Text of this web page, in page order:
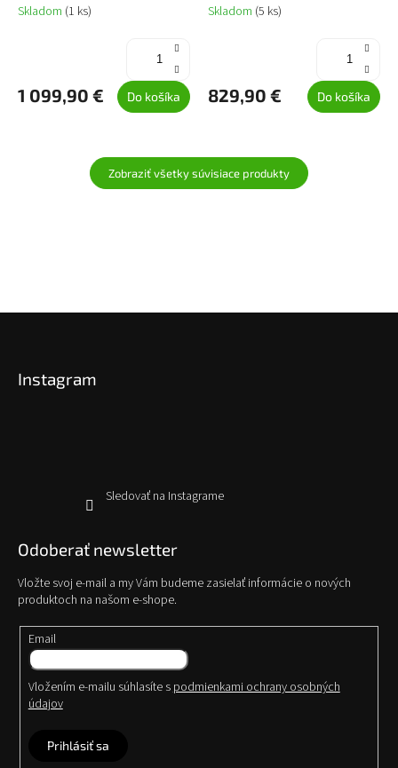
M
O
Skladom (1 ks)
1 099,90 € Do košíka
M
O
Skladom (5 ks)
829,90 € Do košíka
Zobraziť všetky súvisiace produkty
Instagram
Sledovať na Instagrame
Odoberať newsletter
Vložte svoj e-mail a my Vám budeme zasielať informácie o nových
produktoch na našom e-shope.
Email
Vložením e-mailu súhlasíte s podmienkami ochrany osobných
údajov
Prihlásiť sa